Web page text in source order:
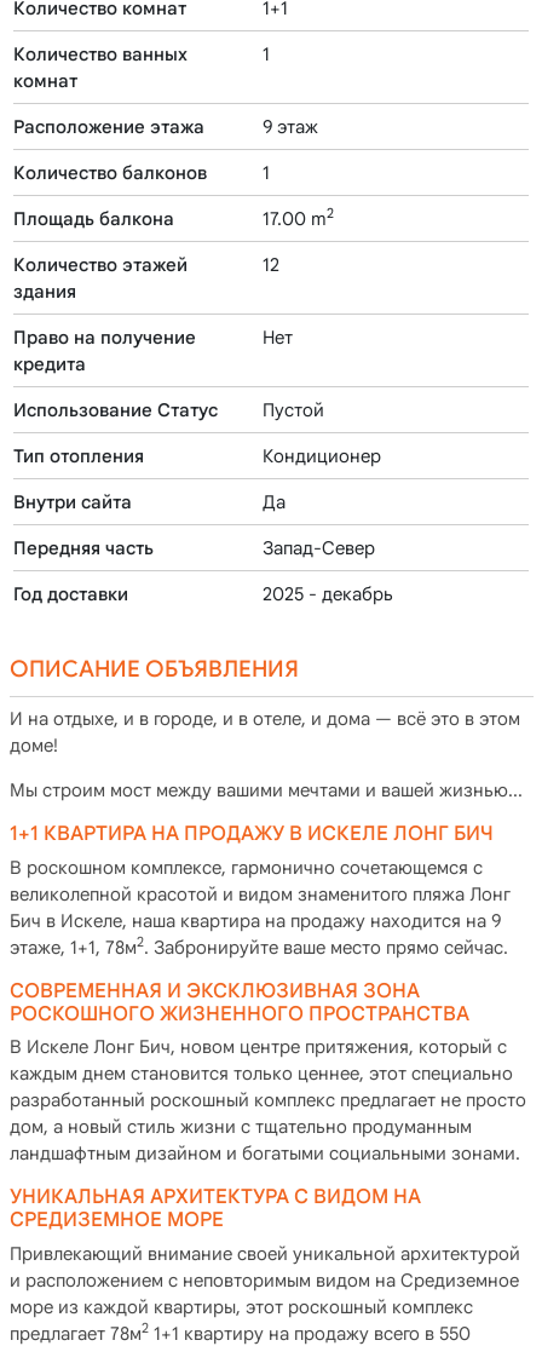
Количество комнат 1+1
Количество ванных
комнат
1
Расположение этажа 9 этаж
Количество балконов 1
Площадь балкона 17.00 m2
Количество этажей
здания
12
Право на получение
кредита
Нет
Использование Статус Пустой
Тип отопления Кондиционер
Внутри сайта Да
Передняя часть Запад-Север
Год доставки 2025 - декабрь
ОПИСАНИЕ ОБЪЯВЛЕНИЯ
И на отдыхе, и в городе, и в отеле, и дома — всё это в этом
доме!
Мы строим мост между вашими мечтами и вашей жизнью...
1+1 КВАРТИРА НА ПРОДАЖУ В ИСКЕЛЕ ЛОНГ БИЧ
В роскошном комплексе, гармонично сочетающемся с
великолепной красотой и видом знаменитого пляжа Лонг
Бич в Искеле, наша квартира на продажу находится на 9
этаже, 1+1, 78м2. Забронируйте ваше место прямо сейчас.
СОВРЕМЕННАЯ И ЭКСКЛЮЗИВНАЯ ЗОНА
РОСКОШНОГО ЖИЗНЕННОГО ПРОСТРАНСТВА
В Искеле Лонг Бич, новом центре притяжения, который с
каждым днем становится только ценнее, этот специально
разработанный роскошный комплекс предлагает не просто
дом, а новый стиль жизни с тщательно продуманным
ландшафтным дизайном и богатыми социальными зонами.
УНИКАЛЬНАЯ АРХИТЕКТУРА С ВИДОМ НА
СРЕДИЗЕМНОЕ МОРЕ
Привлекающий внимание своей уникальной архитектурой
и расположением с неповторимым видом на Средиземное
море из каждой квартиры, этот роскошный комплекс
предлагает 78м21+1 квартиру на продажу всего в 550